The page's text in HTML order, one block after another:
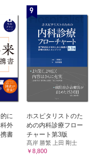
に
外
書
9
ホスピタリストのた
めの内科診療フロー
チャート第3版
髙岸 勝繁 上田 剛士
￥8,800